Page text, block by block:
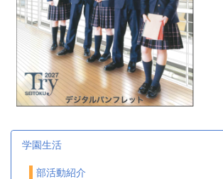
学園生活
部活動紹介